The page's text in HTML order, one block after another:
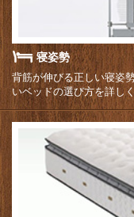
寝姿勢
背筋が伸びる正しい寝姿
いベッドの選び方を詳し